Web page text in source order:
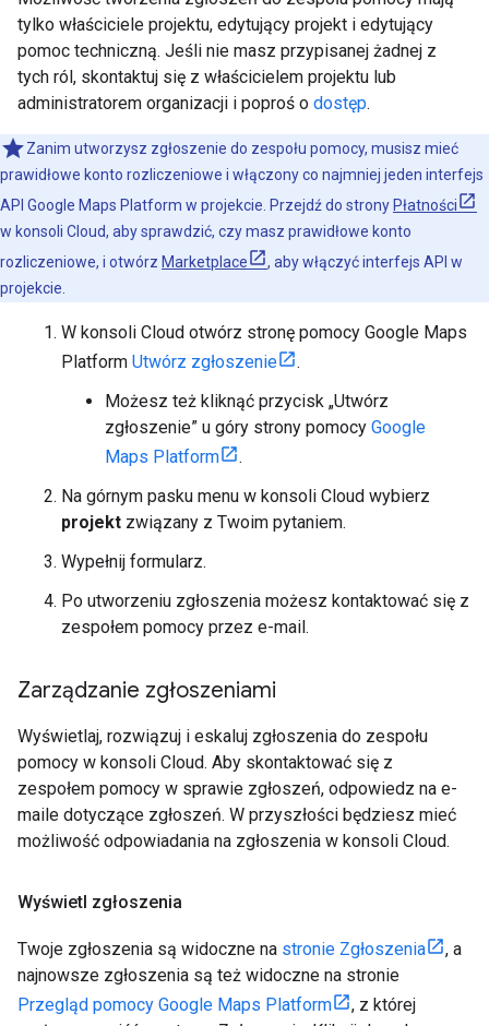
tylko właściciele projektu, edytujący projekt i edytujący
pomoc techniczną. Jeśli nie masz przypisanej żadnej z
tych ról, skontaktuj się z właścicielem projektu lub
administratorem organizacji i poproś o dostęp.
Zanim utworzysz zgłoszenie do zespołu pomocy, musisz mieć
prawidłowe konto rozliczeniowe i włączony co najmniej jeden interfejs
API Google Maps Platform w projekcie. Przejdź do strony Płatności
w konsoli Cloud, aby sprawdzić, czy masz prawidłowe konto
rozliczeniowe, i otwórz Marketplace
, aby włączyć interfejs API w
projekcie.
W konsoli Cloud otwórz stronę pomocy Google Maps
Platform Utwórz zgłoszenie
.
Możesz też kliknąć przycisk „Utwórz
zgłoszenie” u góry strony pomocy Google
Maps Platform
.
Na górnym pasku menu w konsoli Cloud wybierz
projekt związany z Twoim pytaniem.
Wypełnij formularz.
Po utworzeniu zgłoszenia możesz kontaktować się z
zespołem pomocy przez e-mail.
Zarządzanie zgłoszeniami
Wyświetlaj, rozwiązuj i eskaluj zgłoszenia do zespołu
pomocy w konsoli Cloud. Aby skontaktować się z
zespołem pomocy w sprawie zgłoszeń, odpowiedz na e-
maile dotyczące zgłoszeń. W przyszłości będziesz mieć
możliwość odpowiadania na zgłoszenia w konsoli Cloud.
Wyświetl zgłoszenia
Twoje zgłoszenia są widoczne na stronie Zgłoszenia
, a
najnowsze zgłoszenia są też widoczne na stronie
Przegląd pomocy Google Maps Platform
, z której